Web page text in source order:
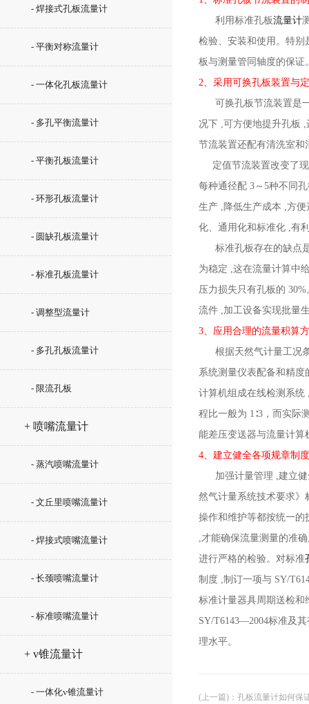
- 焊接式孔板流量计
- 平衡对称流量计
- 一体化孔板流量计
- 多孔平衡流量计
- 平衡孔板流量计
- 环形孔板流量计
- 圆缺孔板流量计
- 标准孔板流量计
- 调整型流量计
- 多孔孔板流量计
- 限流孔板
+ 喷嘴流量计
- 蒸汽喷嘴流量计
- 文丘里喷嘴流量计
- 焊接式喷嘴流量计
- 长颈喷嘴流量计
- 标准喷嘴流量计
+ v锥流量计
- 一体化v锥流量计
利用标准孔板流量计
检验、安装和使用。特别
板与测量管同轴度的保证
2、采用可换孔板装置与
可换孔板节流装置是一
况下 ,可方便地提升孔板
节流装置还配有清洗室和
定值节流装置改变了现
每种通径配 3～5种不同
生产 ,降低生产成本 ,方
化、通用化和标准化 ,有
标准孔板存在的缺点是
为稳定 ,这在流量计算中
压力损失只有孔板的
流件 ,加工设备实现批量
3、应用合理的流量积算
根据天然气计量工况条
系统测量仪表配备和精
计算机组成在线检测系
程比一般为 1∶3，而实际
能差压变送器与流量计
4、建立健全各项规章制度
加强计量管理 ,建立健
然气计量系统技术要求》
操作和维护等都按统一的
,才能确保流量测量的准
进行严格的检验。对标准
制度 ,制订一项与 SY/
标准计量器具周期送检和
SY/T6143—2004标准及
理水平。
(上一篇) ： 孔板流量计如何保